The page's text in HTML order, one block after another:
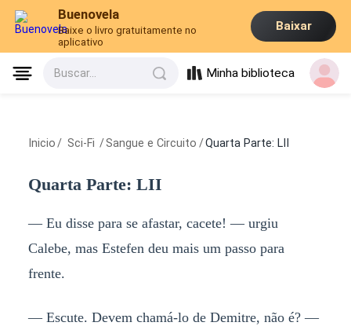
Buenovela
Baixe o livro gratuitamente no
aplicativo
Baixar
Buscar... Minha biblioteca
Inicio / Sci-Fi /Sangue e Circuito /Quarta Parte: LII
Quarta Parte: LII
— Eu disse para se afastar, cacete! — urgiu
Calebe, mas Estefen deu mais um passo para
frente.
— Escute. Devem chamá-lo de Demitre, não é? —